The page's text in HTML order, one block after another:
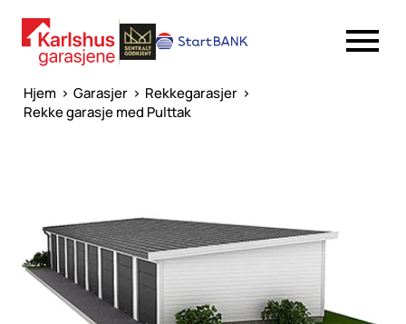
Hjem > Garasjer > Rekkegarasjer >
Rekke garasje med Pulttak